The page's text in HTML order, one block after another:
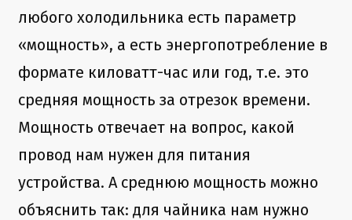
любого холодильника есть параметр
«мощность», а есть энергопотребление в
формате киловатт-час или год, т.е. это
средняя мощность за отрезок времени.
Мощность отвечает на вопрос, какой
провод нам нужен для питания
устройства. А среднюю мощность можно
объяснить так: для чайника нам нужно